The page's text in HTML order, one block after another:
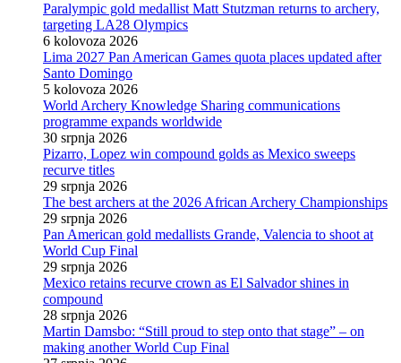
Paralympic gold medallist Matt Stutzman returns to archery,
targeting LA28 Olympics
6 kolovoza 2026
Lima 2027 Pan American Games quota places updated after
Santo Domingo
5 kolovoza 2026
World Archery Knowledge Sharing communications
programme expands worldwide
30 srpnja 2026
Pizarro, Lopez win compound golds as Mexico sweeps
recurve titles
29 srpnja 2026
The best archers at the 2026 African Archery Championships
29 srpnja 2026
Pan American gold medallists Grande, Valencia to shoot at
World Cup Final
29 srpnja 2026
Mexico retains recurve crown as El Salvador shines in
compound
28 srpnja 2026
Martin Damsbo: “Still proud to step onto that stage” – on
making another World Cup Final